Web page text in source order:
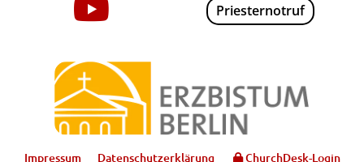
Priesternotruf
Impressum Datenschutzerklärung ChurchDesk-Login